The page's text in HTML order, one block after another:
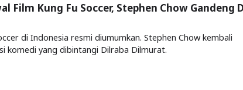
Film Kung Fu Soccer, Stephen Chow Gandeng
di Indonesia resmi diumumkan. Stephen Chow kembali
komedi yang dibintangi Dilraba Dilmurat.